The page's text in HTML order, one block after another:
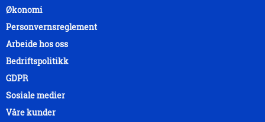
Økonomi
Personvernsreglement
Arbeide hos oss
Bedriftspolitikk
GDPR
Sosiale medier
Våre kunder